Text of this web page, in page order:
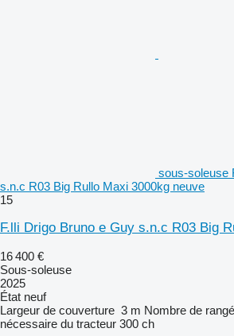
sous-soleuse
s.n.c R03 Big Rullo Maxi 3000kg neuve
15
F.lli Drigo Bruno e Guy s.n.c R03 Big
16 400 €
Sous-soleuse
2025
État neuf
Largeur de couverture 3 m Nombre de
nécessaire du tracteur 300 ch